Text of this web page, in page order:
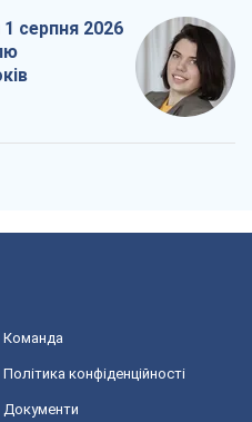
1 серпня 2026
Команда
Політика конфіденційності
Документи